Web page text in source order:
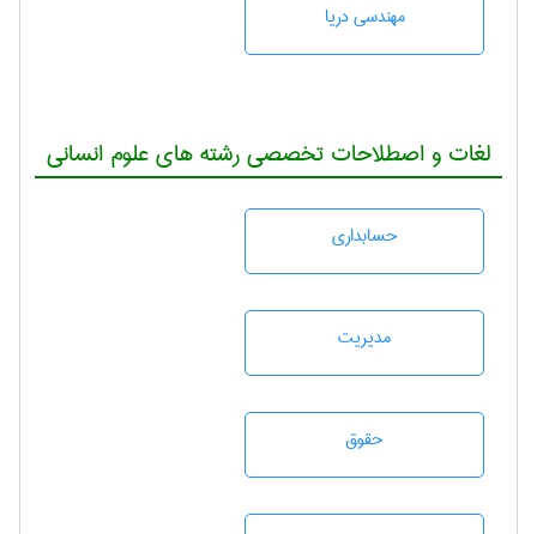
مهندسی دریا
لغات و اصطلاحات تخصصی رشته های علوم انسانی
حسابداری
مديريت
حقوق